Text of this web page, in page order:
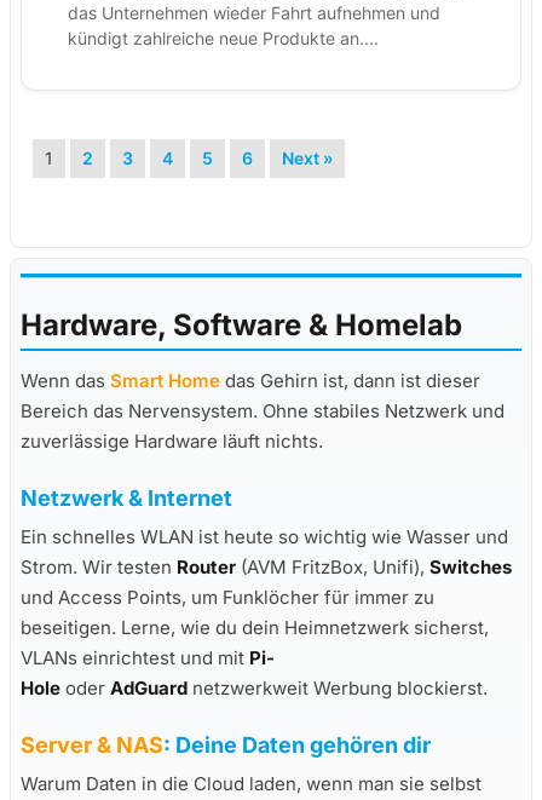
das Unternehmen wieder Fahrt aufnehmen und
kündigt zahlreiche neue Produkte an....
1 2 3 4 5 6 Next »
Hardware, Software & Homelab
Wenn das Smart Home das Gehirn ist, dann ist dieser
Bereich das Nervensystem. Ohne stabiles Netzwerk und
zuverlässige Hardware läuft nichts.
Netzwerk & Internet
Ein schnelles WLAN ist heute so wichtig wie Wasser und
Strom. Wir testen Router (AVM FritzBox, Unifi), Switches
und Access Points, um Funklöcher für immer zu
beseitigen. Lerne, wie du dein Heimnetzwerk sicherst,
VLANs einrichtest und mit Pi-
Hole oder AdGuard netzwerkweit Werbung blockierst.
Server & NAS: Deine Daten gehören dir
Warum Daten in die Cloud laden, wenn man sie selbst